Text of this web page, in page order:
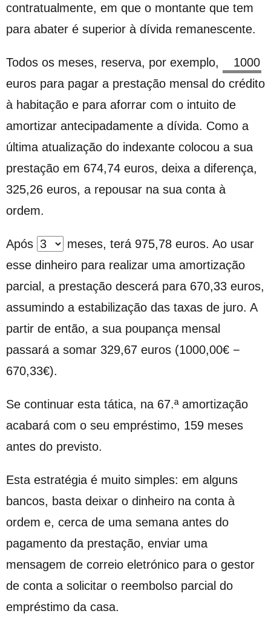
contratualmente, em que o montante que tem
para abater é superior à dívida remanescente.
Todos os meses, reserva, por exemplo,
euros para pagar a prestação mensal do crédito
à habitação e para aforrar com o intuito de
amortizar antecipadamente a dívida. Como a
última atualização do indexante colocou a sua
prestação em 674,74 euros, deixa a diferença,
325,26 euros, a repousar na sua conta à
ordem.
Após meses, terá 975,78 euros. Ao usar
esse dinheiro para realizar uma amortização
parcial, a prestação descerá para 670,33 euros,
assumindo a estabilização das taxas de juro. A
partir de então, a sua poupança mensal
passará a somar 329,67 euros (1000,00€ −
670,33€).
Se continuar esta tática, na 67.ªamortização
acabará com o seu empréstimo, 159 meses
antes do previsto.
Esta estratégia é muito simples: em alguns
bancos, basta deixar o dinheiro na conta à
ordem e, cerca de uma semana antes do
pagamento da prestação, enviar uma
mensagem de correio eletrónico para o gestor
de conta a solicitar o reembolso parcial do
empréstimo da casa.